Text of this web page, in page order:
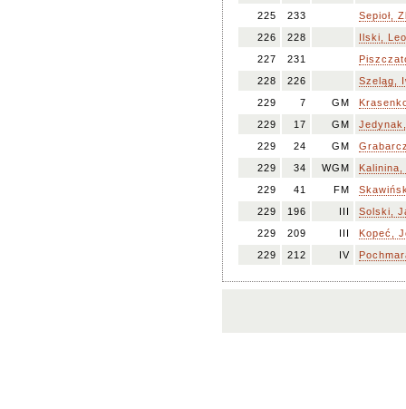
225
233
Sepioł,
226
228
Ilski,
227
231
228
226
Szeląg,
229
7 GM
229
17 GM
229
24 GM
229
34 WGM
Kalinina,
229
41 FM
229
196 III
Solski,
229
209 III
Kopeć,
229
212 IV